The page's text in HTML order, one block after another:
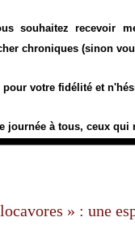
souhaitez recevoir
chroniques (sinon
pour votre fidélité et
journée à tous, ceux
» : une